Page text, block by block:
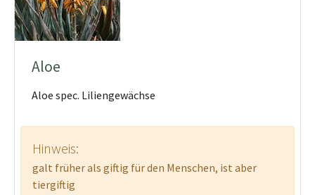
Aloe
Aloe spec. Liliengewächse
Hinweis:
galt früher als giftig für den Menschen, ist aber
tiergiftig